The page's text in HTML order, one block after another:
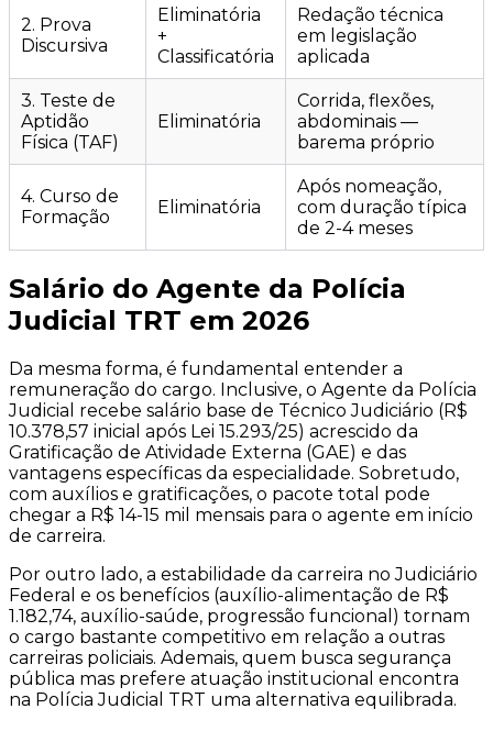
2. Prova
Discursiva
Eliminatória
+
Classificatória
Redação técnica
em legislação
aplicada
3. Teste de
Aptidão
Física (TAF)
Eliminatória
Corrida, flexões,
abdominais —
barema próprio
4. Curso de
Formação
Eliminatória
Após nomeação,
com duração típica
de 2-4 meses
Salário do Agente da Polícia
Judicial TRT em 2026
Da mesma forma, é fundamental entender a
remuneração do cargo. Inclusive, o Agente da Polícia
Judicial recebe salário base de Técnico Judiciário (R$
10.378,57 inicial após Lei 15.293/25) acrescido da
Gratificação de Atividade Externa (GAE) e das
vantagens específicas da especialidade. Sobretudo,
com auxílios e gratificações, o pacote total pode
chegar a R$ 14-15 mil mensais para o agente em início
de carreira.
Por outro lado, a estabilidade da carreira no Judiciário
Federal e os benefícios (auxílio-alimentação de R$
1.182,74, auxílio-saúde, progressão funcional) tornam
o cargo bastante competitivo em relação a outras
carreiras policiais. Ademais, quem busca segurança
pública mas prefere atuação institucional encontra
na Polícia Judicial TRT uma alternativa equilibrada.